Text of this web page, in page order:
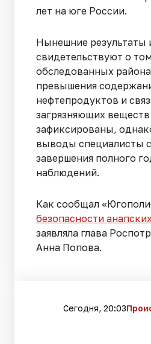
лет на юге России.
Нынешние результаты
свидетельствуют о
обследованных
превышения
нефтепродуктов и
загрязняющих
зафиксированы,
выводы специалисты
завершения полного
наблюдений.
Как сообщал
безопасности
заявляла глава
Анна Попова.
Сегодня, 20:03